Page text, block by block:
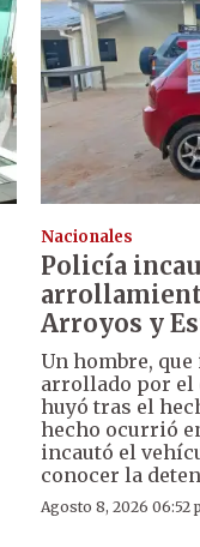
Nacionales
Policía
Arroyos y
Un hombre,
arrollado por el
huyó tras el
hecho ocurrió
incautó el
conocer la
Agosto 8, 2026 06:52